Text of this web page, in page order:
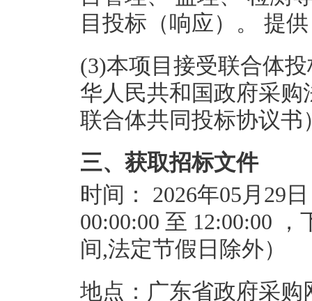
目投标（响应）。 提
(3)本项目接受联合体
华人民共和国政府采
联合体共同投标协议书
三、获取招标文件
时间：
2026年05月29
00:00:00 至 12:00:00
，
间,法定节假日除外）
地点： 广东省政府采购